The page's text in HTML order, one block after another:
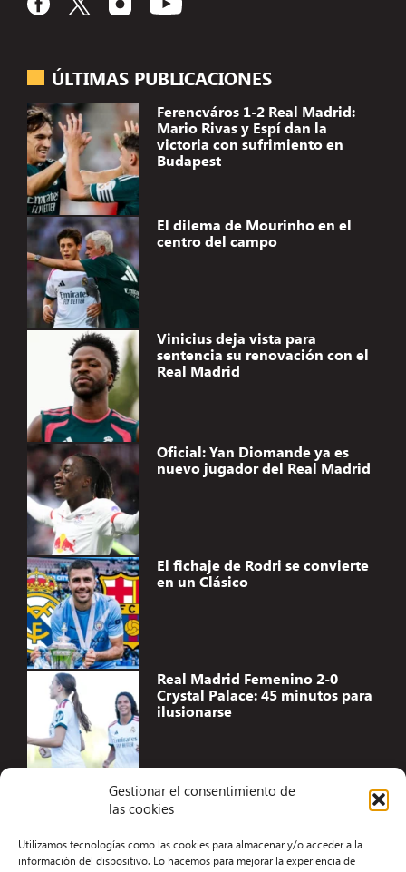
Gestionar el consentimiento de
las cookies
Utilizamos tecnologías como las cookies para almacenar y/o acceder a la
información del dispositivo. Lo hacemos para mejorar la experiencia de
ÚLTIMAS PUBLICACIONES
Ferencváros 1-2 Real Madrid:
Mario Rivas y Espí dan la
victoria con sufrimiento en
Budapest
El dilema de Mourinho en el
centro del campo
Vinicius deja vista para
sentencia su renovación con el
Real Madrid
Oficial: Yan Diomande ya es
nuevo jugador del Real Madrid
El fichaje de Rodri se convierte
en un Clásico
Real Madrid Femenino 2-0
Crystal Palace: 45 minutos para
ilusionarse
Aviso Legal